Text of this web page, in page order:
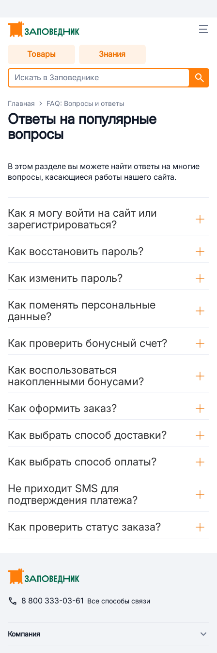
Товары Знания
Главная FAQ: Вопросы и ответы
Ответы на популярные
вопросы
В этом разделе вы можете найти ответы на многие
вопросы, касающиеся работы нашего сайта.
Как я могу войти на сайт или
зарегистрироваться?
Как восстановить пароль?
Как изменить пароль?
Как поменять персональные
данные?
Как проверить бонусный счет?
Как воспользоваться
накопленными бонусами?
Как оформить заказ?
Как выбрать способ доставки?
Как выбрать способ оплаты?
Не приходит SMS для
подтверждения платежа?
Как проверить статус заказа?
8 800 333-03-61 Все способы связи
Компания